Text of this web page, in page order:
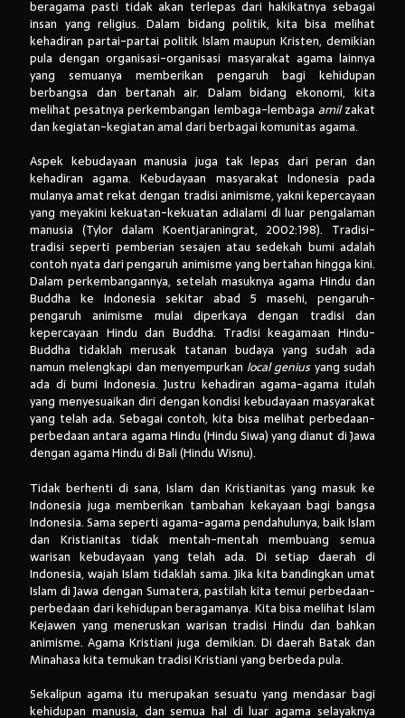
beragama pasti tidak akan terlepas dari hakikatnya sebagai
insan yang religius. Dalam bidang politik, kita bisa melihat
kehadiran partai-partai politik Islam maupun Kristen, demikian
pula dengan organisasi-organisasi masyarakat agama lainnya
yang semuanya memberikan pengaruh bagi kehidupan
berbangsa dan bertanah air. Dalam bidang ekonomi, kita
melihat pesatnya perkembangan lembaga-lembaga amilzakat
dan kegiatan-kegiatan amal dari berbagai komunitas agama.
Aspek kebudayaan manusia juga tak lepas dari peran dan
kehadiran agama. Kebudayaan masyarakat Indonesia pada
mulanya amat rekat dengan tradisi animisme, yakni kepercayaan
yang meyakini kekuatan-kekuatan adialami di luar pengalaman
manusia (Tylor dalam Koentjaraningrat, 2002:198). Tradisi-
tradisi seperti pemberian sesajen atau sedekah bumi adalah
contoh nyata dari pengaruh animisme yang bertahan hingga kini.
Dalam perkembangannya, setelah masuknya agama Hindu dan
Buddha ke Indonesia sekitar abad 5 masehi, pengaruh-
pengaruh animisme mulai diperkaya dengan tradisi dan
kepercayaan Hindu dan Buddha. Tradisi keagamaan Hindu-
Buddha tidaklah merusak tatanan budaya yang sudah ada
namun melengkapi dan menyempurkan local geniusyang sudah
ada di bumi Indonesia. Justru kehadiran agama-agama itulah
yang menyesuaikan diri dengan kondisi kebudayaan masyarakat
yang telah ada. Sebagai contoh, kita bisa melihat perbedaan-
perbedaan antara agama Hindu (Hindu Siwa) yang dianut di Jawa
dengan agama Hindu di Bali (Hindu Wisnu).
Tidak berhenti di sana, Islam dan Kristianitas yang masuk ke
Indonesia juga memberikan tambahan kekayaan bagi bangsa
Indonesia. Sama seperti agama-agama pendahulunya, baik Islam
dan Kristianitas tidak mentah-mentah membuang semua
warisan kebudayaan yang telah ada. Di setiap daerah di
Indonesia, wajah Islam tidaklah sama. Jika kita bandingkan umat
Islam di Jawa dengan Sumatera, pastilah kita temui perbedaan-
perbedaan dari kehidupan beragamanya. Kita bisa melihat Islam
Kejawen yang meneruskan warisan tradisi Hindu dan bahkan
animisme. Agama Kristiani juga demikian. Di daerah Batak dan
Minahasa kita temukan tradisi Kristiani yang berbeda pula.
Sekalipun agama itu merupakan sesuatu yang mendasar bagi
kehidupan manusia, dan semua hal di luar agama selayaknya